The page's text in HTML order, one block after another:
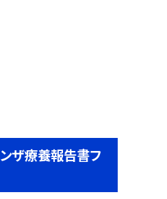
ザ療養報告書フ